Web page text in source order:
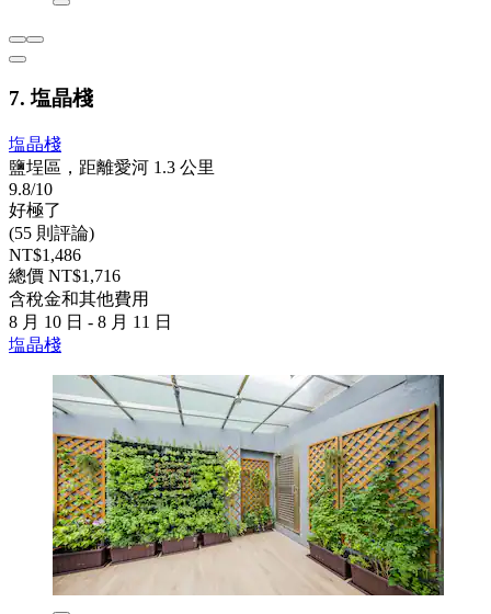
7. 塩晶棧
塩晶棧
鹽埕區，距離愛河 1.3 公里
9.8/10
好極了
(55 則評論)
NT$1,486
總價 NT$1,716
含稅金和其他費用
8 月 10 日 - 8 月 11 日
塩晶棧